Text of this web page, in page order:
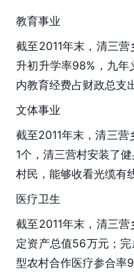
教育事业
截至2011年末，清三
升初升学率98%，九
内教育经费占财政总支
文体事业
截至2011年末，清三
1个，清三营村安装了
村民，能够收看光缆有
医疗卫生
截至2011年末，清三
定资产总值56万元；
型农村合作医疗参合率